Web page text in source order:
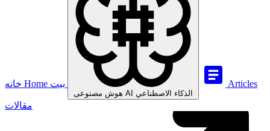
Home
هوش مصنوعی AI الذكاء الاصطناعي
Articles
مقالات